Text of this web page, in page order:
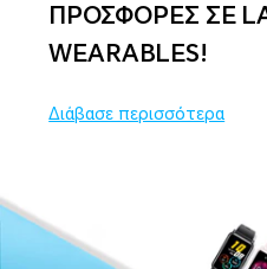
ΠΡΟΣΦΟΡΕΣ ΣΕ
WEARABLES!
Διάβασε περισσότερα